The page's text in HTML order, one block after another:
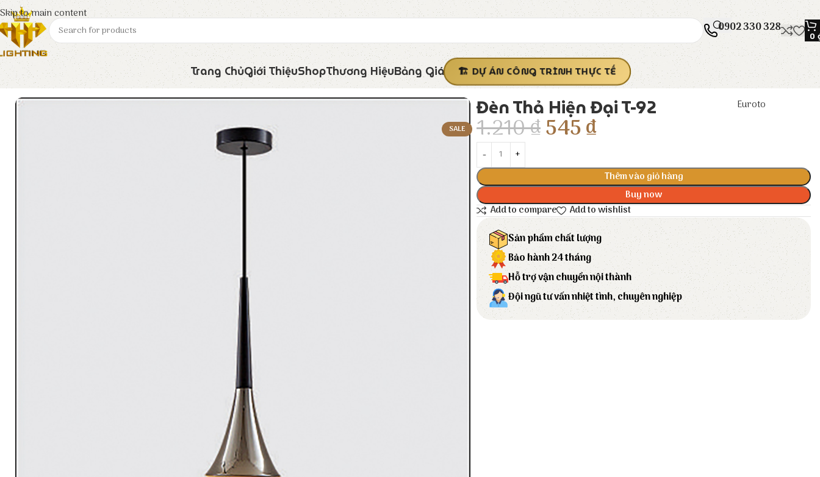
Skip to main content
0902 330 328
0
Trang ChủGiới ThiệuShopThương HiệuBảng Giá DỰ ÁN CÔNG TRÌNH THỰC TẾ
Trang chủ Euroto Đèn Trang Trí Đèn Thả Hiện Đại T-92
SALE
Đèn Thả Hiện Đại T-92 Euroto
1.210₫545₫
Thêm vào giỏ hàng
Buy now
Add to compare
Add to wishlist
Sản phẩm chất lượng
Bảo hành 24 tháng
Hỗ trợ vận chuyển nội thành
Đội ngũ tư vấn nhiệt tình, chuyên nghiệp